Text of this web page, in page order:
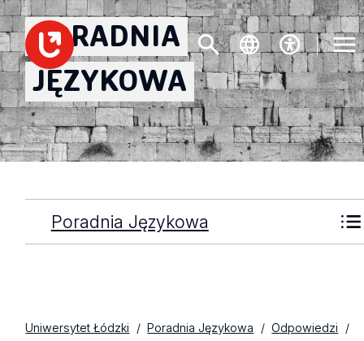
PORADNIA
JĘZYKOWA
Poradnia Językowa
Uniwersytet Łódzki Poradnia Językowa Odpowiedzi